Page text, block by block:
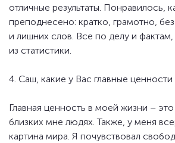
отличные результаты. Понравилось,
преподнесено: кратко, грамотно,
и лишних слов. Все по делу и
из статистики.
4. Саш, какие у Вас главные ценности
Главная ценность в моей жизни –
близких мне людях. Также, у меня
картина мира. Я почувствовал